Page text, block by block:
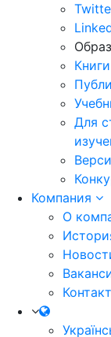
Книги
Для
Компания
О